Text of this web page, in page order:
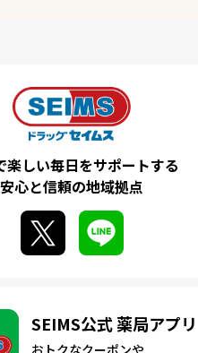
楽しい毎日をサポートする
安心と信頼の地域拠点
SEIMS公式 薬局アプリ
おトクなクーポンや